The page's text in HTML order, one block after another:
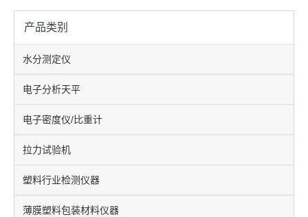
产品类别
水分测定仪
电子分析天平
电子密度仪/比重计
拉力试验机
塑料行业检测仪器
薄膜塑料包装材料仪器